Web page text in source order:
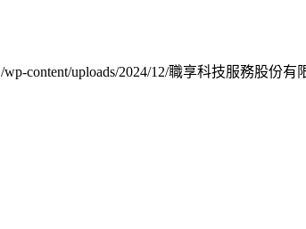
/wp-content/uploads/2024/12/職享科技服務股份